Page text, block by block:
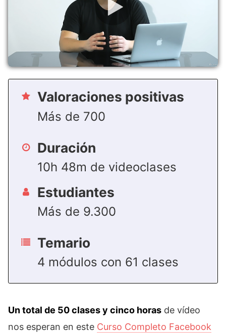
Valoraciones positivas
Más de 700
Duración
10h 48m de videoclases
Estudiantes
Más de 9.300
Temario
4 módulos con 61 clases
Un total de 50 clases y cinco horas de vídeo
nos esperan en este Curso Completo Facebook